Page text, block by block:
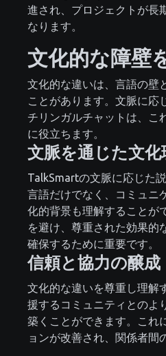
進され、プロジェクトが長
なります。
文化的な障壁
文化的な違いは、言語の壁
ことがあります。文脈に応
チリンガルチャットは、こ
に役立ちます。
文脈を通じた文化
TalkSmartの文脈に応じた
言語だけでなく、コミュニ
化的背景も理解することが
を避け、尊重された効果的
確保するために重要です。
信頼と協力の醸成
文化的な違いを尊重し理解
援するコミュニティとのよ
築くことができます。これ
ョンが改善され、関係者間